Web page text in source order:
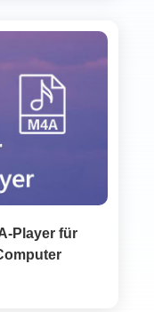
Player für